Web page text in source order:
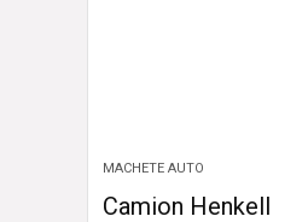
MACHETE AUTO
Camion Henkell